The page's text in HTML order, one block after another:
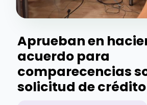
Aprueban en
acuerdo para
comparecencias
solicitud de crédito